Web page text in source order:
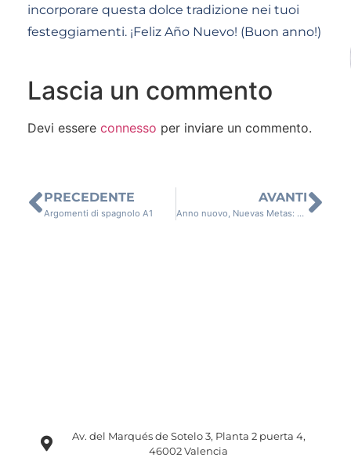
incorporare questa dolce tradizione nei tuoi
festeggiamenti. ¡Feliz Año Nuevo! (Buon anno!)
Lascia un commento
Devi essere connesso per inviare un commento.
PRECEDENTE
Argomenti di spagnolo A1
AVANTI
Anno nuovo, Nuevas Metas: Stabilire gli obiettivi per il nuovo anno
Av. del Marqués de Sotelo 3, Planta 2 puerta 4,
46002 Valencia